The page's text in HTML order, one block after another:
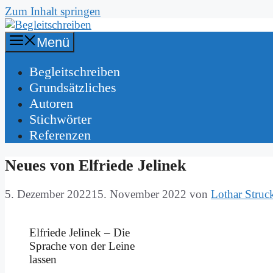
Zum Inhalt springen
Menü
Be­gleit­schrei­ben
Grund­sätz­li­ches
Au­toren
Stich­wör­ter
Re­fe­ren­zen
Neu­es von El­frie­de Je­li­nek
5. Dezember 202215. November 2022 von Lothar
El­frie­de Je­li­nek – Die
Spra­che von der Lei­ne
las­sen